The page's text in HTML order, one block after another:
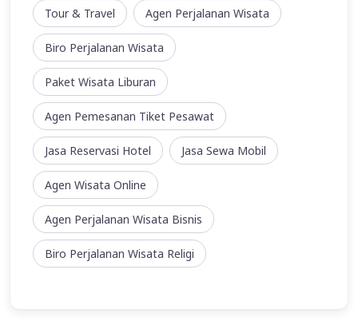
Tour & Travel Agen Perjalanan Wisata
Biro Perjalanan Wisata
Paket Wisata Liburan
Agen Pemesanan Tiket Pesawat
Jasa Reservasi Hotel Jasa Sewa Mobil
Agen Wisata Online
Agen Perjalanan Wisata Bisnis
Biro Perjalanan Wisata Religi